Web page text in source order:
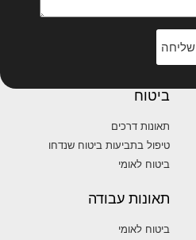
שליחה
ביטוח
תאונות דרכים
טיפול בתביעות ביטוח שנדחו
ביטוח לאומי
תאונות עבודה
ביטוח לאומי